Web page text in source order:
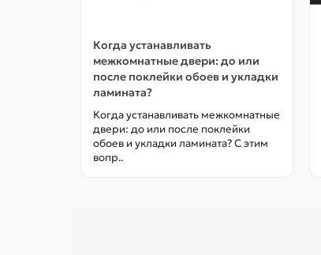
Когда устанавливать
межкомнатные двери: до или
после поклейки обоев и укладки
ламината?
Когда устанавливать межкомнатные
двери: до или после поклейки
обоев и укладки ламината? С этим
вопр..